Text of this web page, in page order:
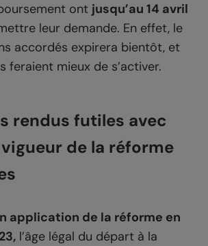
ont jusqu’au 14 avril
leur demande. En effet, le
accordés expirera bientôt, et
feraient mieux de s’activer.
rendus futiles avec
vigueur de la réforme
application de la réforme en
l’âge légal du départ à la